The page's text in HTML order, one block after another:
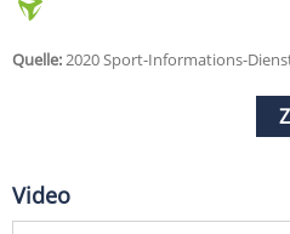
Quelle:2020 Sport-Informations-
Video